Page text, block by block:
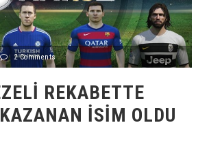
2 Comments
REKABETTE
ISIM OLDU